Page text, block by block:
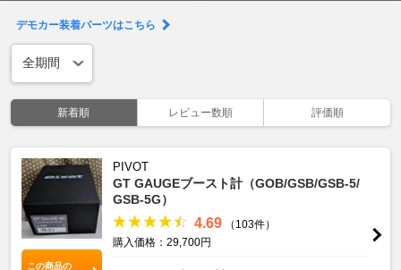
デモカー装着パーツはこちら
新着順 レビュー数順 評価順
この商品の
PIVOT
GT GAUGEブースト計（GOB/GSB/GSB-5/
GSB-5G）
4.69
（103件）
購入価格：29,700円